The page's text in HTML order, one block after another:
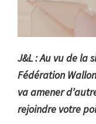
J&L : Au vu de la
Fédération
va amener
rejoindre votre